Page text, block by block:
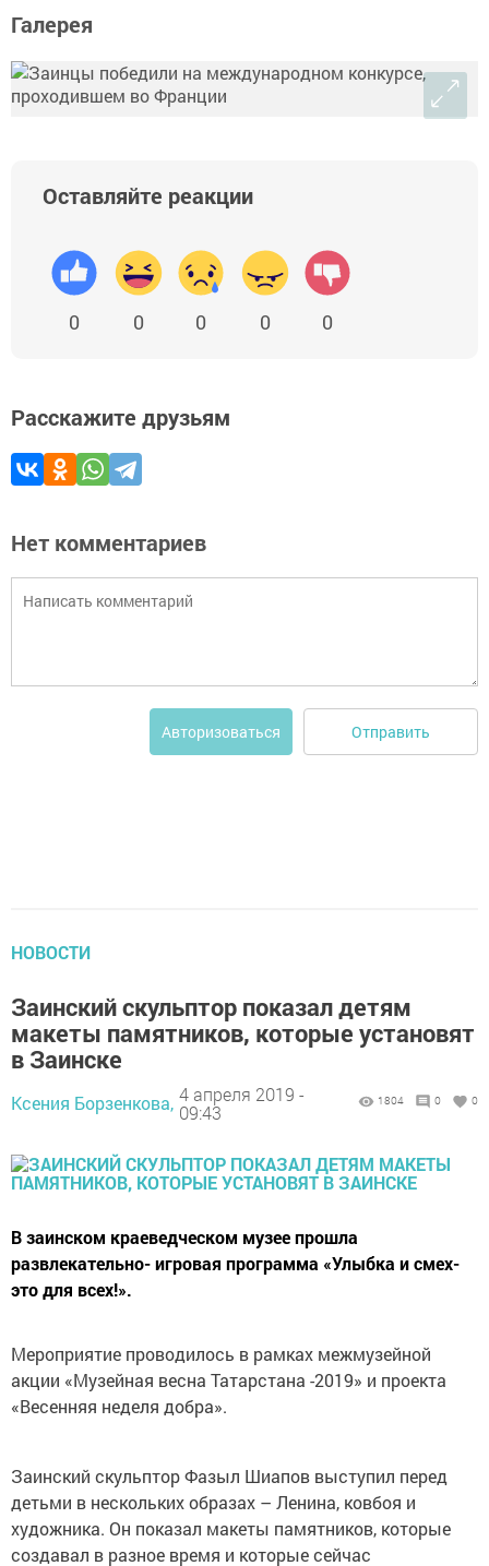
Галерея
Оставляйте реакции
0 0 0 0 0
Расскажите друзьям
Нет комментариев
Авторизоваться Отправить
НОВОСТИ
Заинский скульптор показал детям
макеты памятников, которые установят
в Заинске
Ксения Борзенкова, 4 апреля 2019 -
09:43
1804 0 0
В заинском краеведческом музее прошла
развлекательно- игровая программа «Улыбка и смех-
это для всех!».
Мероприятие проводилось в рамках межмузейной
акции «Музейная весна Татарстана -2019» и проекта
«Весенняя неделя добра».
Заинский скульптор Фазыл Шиапов выступил перед
детьми в нескольких образах – Ленина, ковбоя и
художника. Он показал макеты памятников, которые
создавал в разное время и которые сейчас